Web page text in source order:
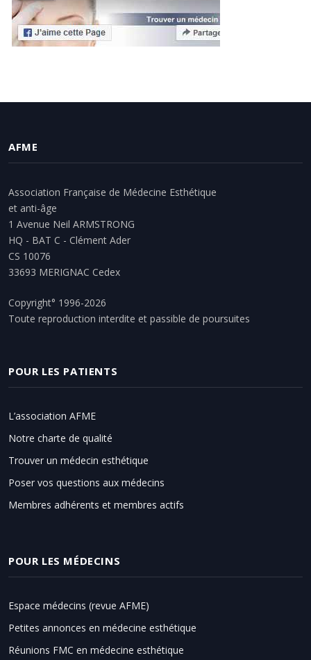
AFME
Association Française de Médecine Esthétique
et anti-âge
1 Avenue Neil ARMSTRONG
HQ - BAT C - Clément Ader
CS 10076
33693 MERIGNAC Cedex
Copyright° 1996-2026
Toute reproduction interdite et passible de poursuites
POUR LES PATIENTS
L’association AFME
Notre charte de qualité
Trouver un médecin esthétique
Poser vos questions aux médecins
Membres adhérents et membres actifs
POUR LES MÉDECINS
Espace médecins (revue AFME)
Petites annonces en médecine esthétique
Réunions FMC en médecine esthétique